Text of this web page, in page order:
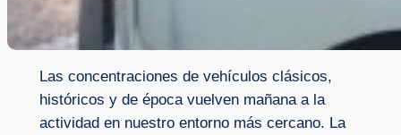
Las concentraciones de vehículos clásicos,
históricos y de época vuelven mañana a la
actividad en nuestro entorno más cercano. La